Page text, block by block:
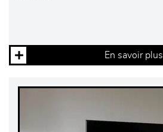
En savoir plus